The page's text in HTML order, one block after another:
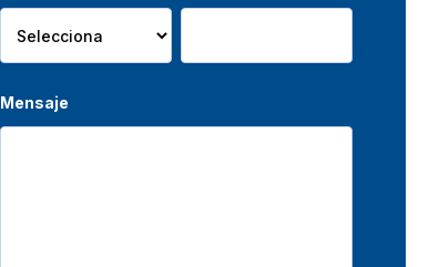
Mensaje